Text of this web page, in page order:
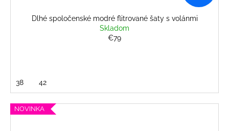
Dlhé spoločenské modré flitrované šaty s volánmi
Skladom
€79
38 42
NOVINKA